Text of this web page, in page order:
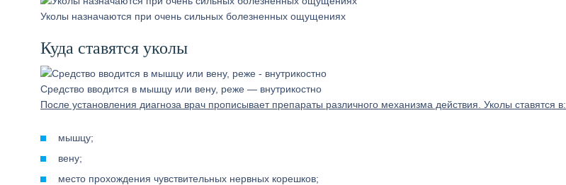
Уколы назначаются при очень сильных болезненных ощущениях
Куда ставятся уколы
Средство вводится в мышцу или вену, реже — внутрикостно
После установления диагноза врач прописывает препараты различного механизма действия. Уколы ставятся в:
мышцу;
вену;
место прохождения чувствительных нервных корешков;